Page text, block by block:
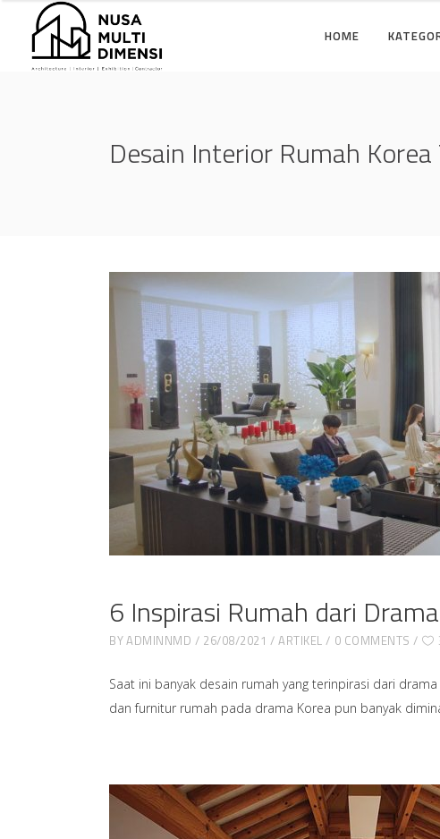
HOME
Desain Interior Rumah Korea
6 Inspirasi Rumah dari
BYADMINNMD 26/08/2021 ARTIKEL 0 COMMENTS
Saat ini banyak desain rumah yang terinpirasi dari
dan furnitur rumah pada drama Korea pun banyak